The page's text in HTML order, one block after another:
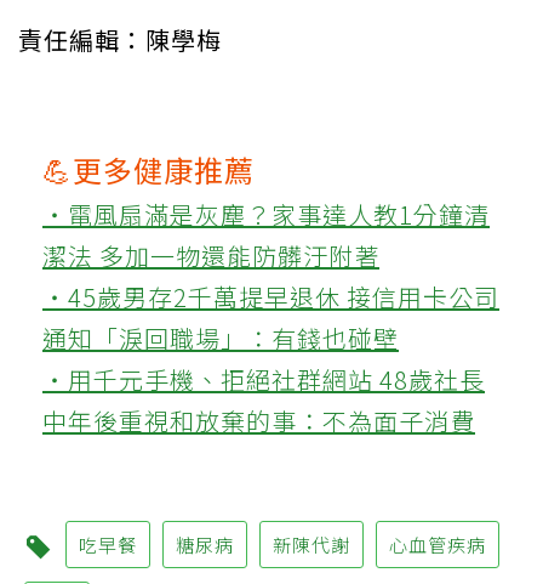
責任編輯：陳學梅
💪更多健康推薦
‧電風扇滿是灰塵？家事達人教1分鐘清
潔法 多加一物還能防髒汙附著
‧45歲男存2千萬提早退休 接信用卡公司
通知「淚回職場」：有錢也碰壁
‧用千元手機、拒絕社群網站 48歲社長
中年後重視和放棄的事：不為面子消費
吃早餐 糖尿病 新陳代謝 心血管疾病